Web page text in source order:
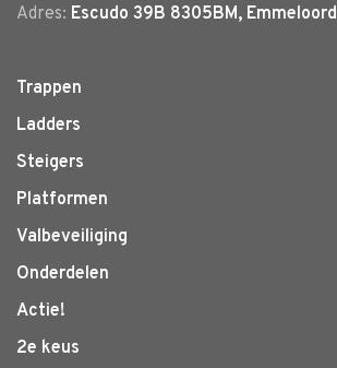
Adres: Escudo 39B 8305BM, Emmeloord
Trappen
Ladders
Steigers
Platformen
Valbeveiliging
Onderdelen
Actie!
2e keus